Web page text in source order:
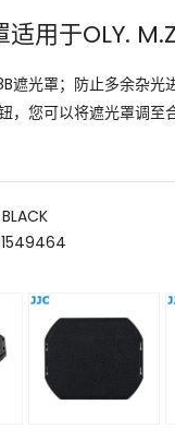
适用于OLY.
遮光罩；防止多余杂
，您可以将遮光罩调